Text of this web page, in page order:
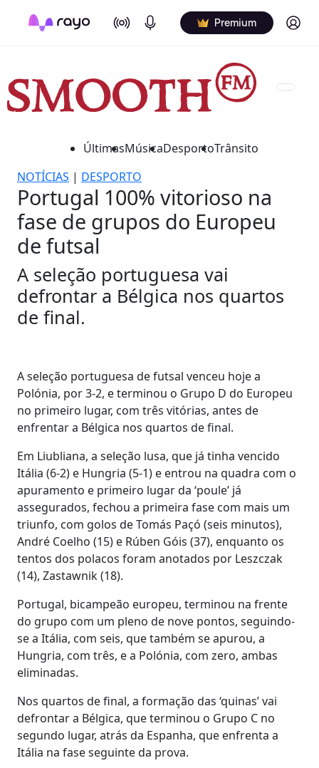
On Air Podcasts Premium Log in
ÚltimasMúsicaDesportoTrânsito
NOTÍCIAS | DESPORTO
Portugal 100% vitorioso na
fase de grupos do Europeu
de futsal
A seleção portuguesa vai
defrontar a Bélgica nos quartos
de final.
A seleção portuguesa de futsal venceu hoje a
Polónia, por 3-2, e terminou o Grupo D do Europeu
no primeiro lugar, com três vitórias, antes de
enfrentar a Bélgica nos quartos de final.
Em Liubliana, a seleção lusa, que já tinha vencido
Itália (6-2) e Hungria (5-1) e entrou na quadra com o
apuramento e primeiro lugar da ‘poule’ já
assegurados, fechou a primeira fase com mais um
triunfo, com golos de Tomás Paçó (seis minutos),
André Coelho (15) e Rúben Góis (37), enquanto os
tentos dos polacos foram anotados por Leszczak
(14), Zastawnik (18).
Portugal, bicampeão europeu, terminou na frente
do grupo com um pleno de nove pontos, seguindo-
se a Itália, com seis, que também se apurou, a
Hungria, com três, e a Polónia, com zero, ambas
eliminadas.
Nos quartos de final, a formação das ‘quinas’ vai
defrontar a Bélgica, que terminou o Grupo C no
segundo lugar, atrás da Espanha, que enfrenta a
Itália na fase seguinte da prova.